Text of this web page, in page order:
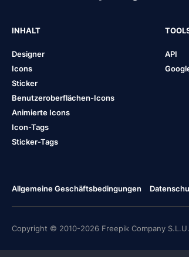
INHALT
Designer
Icons
Sticker
Benutzeroberflächen-Icons
Animierte Icons
Icon-Tags
Sticker-Tags
API
Allgemeine Geschäftsbedingungen
Copyright © 2010-2026 Freepik Company